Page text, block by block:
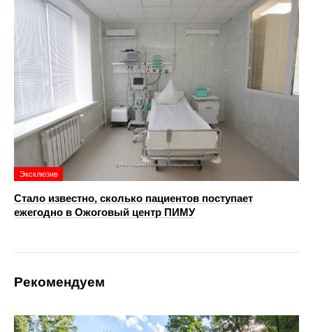
Эксклюзив
Стало известно, сколько пациентов поступает
ежегодно в Ожоговый центр ПИМУ
Рекомендуем